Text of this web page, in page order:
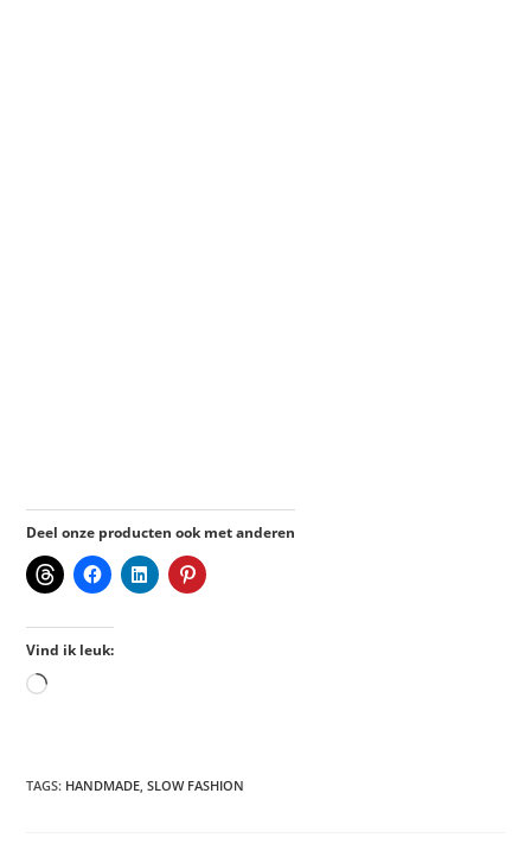
Deel onze producten ook met anderen
Vind ik leuk:
TAGS: HANDMADE SLOW FASHION